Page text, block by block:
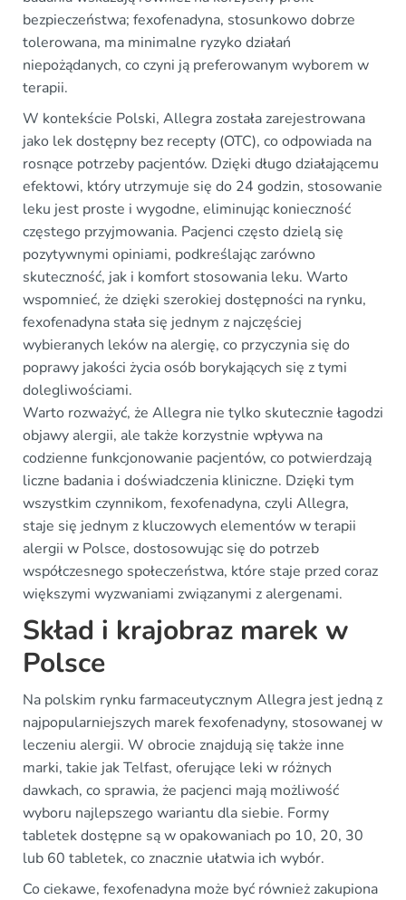
bezpieczeństwa; fexofenadyna, stosunkowo dobrze
tolerowana, ma minimalne ryzyko działań
niepożądanych, co czyni ją preferowanym wyborem w
terapii.
W kontekście Polski, Allegra została zarejestrowana
jako lek dostępny bez recepty (OTC), co odpowiada na
rosnące potrzeby pacjentów. Dzięki długo działającemu
efektowi, który utrzymuje się do 24 godzin, stosowanie
leku jest proste i wygodne, eliminując konieczność
częstego przyjmowania. Pacjenci często dzielą się
pozytywnymi opiniami, podkreślając zarówno
skuteczność, jak i komfort stosowania leku. Warto
wspomnieć, że dzięki szerokiej dostępności na rynku,
fexofenadyna stała się jednym z najczęściej
wybieranych leków na alergię, co przyczynia się do
poprawy jakości życia osób borykających się z tymi
dolegliwościami.
Warto rozważyć, że Allegra nie tylko skutecznie łagodzi
objawy alergii, ale także korzystnie wpływa na
codzienne funkcjonowanie pacjentów, co potwierdzają
liczne badania i doświadczenia kliniczne. Dzięki tym
wszystkim czynnikom, fexofenadyna, czyli Allegra,
staje się jednym z kluczowych elementów w terapii
alergii w Polsce, dostosowując się do potrzeb
współczesnego społeczeństwa, które staje przed coraz
większymi wyzwaniami związanymi z alergenami.
Skład i krajobraz marek w
Polsce
Na polskim rynku farmaceutycznym Allegra jest jedną z
najpopularniejszych marek fexofenadyny, stosowanej w
leczeniu alergii. W obrocie znajdują się także inne
marki, takie jak Telfast, oferujące leki w różnych
dawkach, co sprawia, że pacjenci mają możliwość
wyboru najlepszego wariantu dla siebie. Formy
tabletek dostępne są w opakowaniach po 10, 20, 30
lub 60 tabletek, co znacznie ułatwia ich wybór.
Co ciekawe, fexofenadyna może być również zakupiona